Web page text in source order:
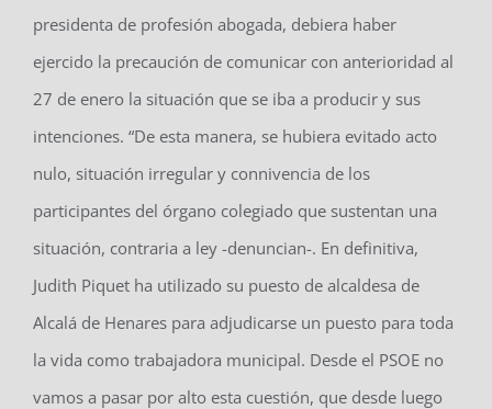
presidenta de profesión abogada, debiera haber
ejercido la precaución de comunicar con anterioridad al
27 de enero la situación que se iba a producir y sus
intenciones. “De esta manera, se hubiera evitado acto
nulo, situación irregular y connivencia de los
participantes del órgano colegiado que sustentan una
situación, contraria a ley -denuncian-. En definitiva,
Judith Piquet ha utilizado su puesto de alcaldesa de
Alcalá de Henares para adjudicarse un puesto para toda
la vida como trabajadora municipal. Desde el PSOE no
vamos a pasar por alto esta cuestión, que desde luego